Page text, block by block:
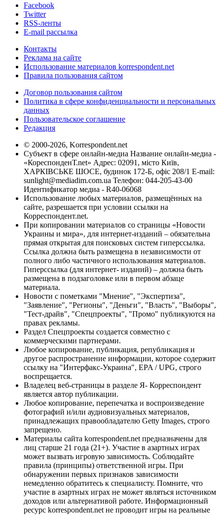
Facebook
Twitter
RSS-ленты
E-mail рассылка
Контакты
Реклама на сайте
Использование материалов korrespondent.net
Правила пользования сайтом
Договор пользования сайтом
Политика в сфере конфиденциальности и персональных
данных
Пользовательское соглашение
Редакция
© 2000-2026, Korrespondent.net
Субъект в сфере онлайн-медиа Название онлайн-медиа -
«КореспонденТ.net» Адрес: 02091, місто Київ,
ХАРКІВСЬКЕ ШОСЕ, будинок 172-Б, офіс 208/1 E-mail:
sunlight@mediadim.com.ua Телефон: 044-205-43-00
Идентификатор медиа - R40-06068
Использование любых материалов, размещённых на
сайте, разрешается при условии ссылки на
Корреспондент.net.
При копировании материалов со страницы «Новости
Украины и мира», для интернет-изданий – обязательна
прямая открытая для поисковых систем гиперссылка.
Ссылка должна быть размещена в независимости от
полного либо частичного использования материалов.
Гиперссылка (для интернет- изданий) – должна быть
размещена в подзаголовке или в первом абзаце
материала.
Новости с пометками "Мнение", "Экспертиза",
"Заявление", "Регионы", "Деньги", "Власть", "Выборы",
"Тест-драйв", "Спецпроекты", "Промо" публикуются на
правах рекламы.
Раздел Спецпроекты создается совместно с
коммерческими партнерами.
Любое копирование, публикация, републикация и
другое распространение информации, которое содержит
ссылку на "Интерфакс-Украина", EPA / UPG, строго
воспрещается.
Владелец веб-страницы в разделе Я- Корреспондент
является автор публикации.
Любое копирование, перепечатка и воспроизведение
фотографий и/или аудиовизуальных материалов,
принадлежащих правообладателю Getty Images, строго
запрещено.
Материалы сайта korrespondent.net предназначены для
лиц старше 21 года (21+). Участие в азартных играх
может вызвать игровую зависимость. Соблюдайте
правила (принципы) ответственной игры. При
обнаружении первых признаков зависимости
немедленно обратитесь к специалисту. Помните, что
участие в азартных играх не может являться источником
доходов или альтернативой работе. Информационный
ресурс korrespondent.net не проводит игры на реальные